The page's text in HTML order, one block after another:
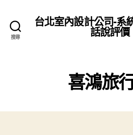
搜尋
台北室內設計公司-系
話說評價
喜鴻旅